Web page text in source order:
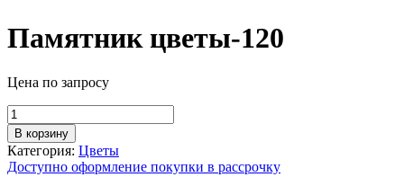
Памятник цветы-120
Цена по запросу
Количество
товара
Памятник
цветы-120
В корзину
Категория: Цветы
Доступно оформление покупки в рассрочку